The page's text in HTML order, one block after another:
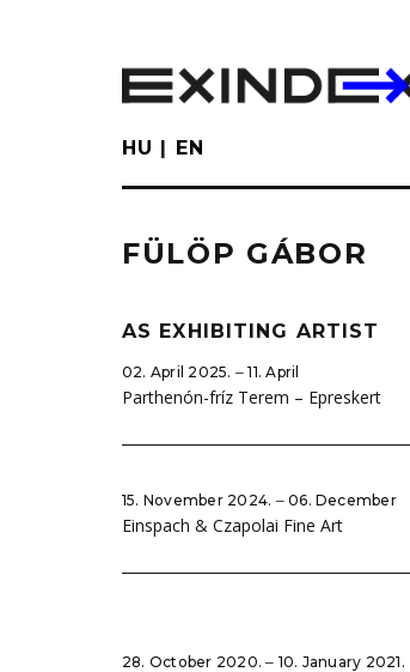
HU EN
FÜLÖP GÁBOR
AS EXHIBITING ARTIST
02. April 2025. ‒ 11. April
Parthenón-fríz Terem – Epreskert
15. November 2024. ‒ 06. December
Einspach & Czapolai Fine Art
28. October 2020. ‒ 10. January 2021.